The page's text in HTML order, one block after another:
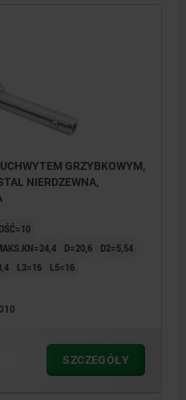
GRZYBKOWYM,
NIERDZEWNA,
D=20,6
D2=5,54
L3=16
L5=16
SZCZEGÓŁY